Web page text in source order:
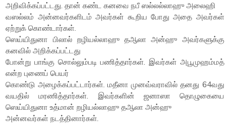
அறிவிக்கப்பட்டது. தான் கண்ட கனவை நபீ ஸல்லல்லாஹு அலைஹி
வஸல்லம் அன்னவர்களிடம் அவர்கள் கூறிய போது அதை அவர்கள்
ஏற்றுக் கொண்டார்கள்.
ஸெய்யிதுனா பிலால் றழியல்லாஹு தஆலா அன்ஹு அவர்களுக்கு
கனவில் அறிக்கப்பட்டது
போன்று பாங்கு சொல்லும்படி பணித்தார்கள். இவர்கள் அபூமுஹம்மத்
என்ற புணைப் பெயர்
கொண்டு அழைக்கப்பட்டார்கள். மதீனா முனவ்வராவில் தனது 64வது
வயதில் மரணித்தார்கள். இவர்களின் ஜனாஸா தொழுகையை
ஸெய்யிதுனா உத்மான் றழியல்லாஹு தஆலா அன்ஹு
அன்னவர்கள் நடத்தினார்கள்.